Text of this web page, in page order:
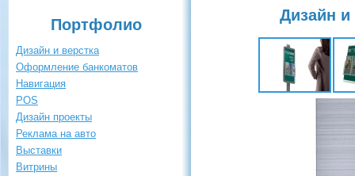
Портфолио
Дизайн и верстка
Оформление банкоматов
Навигация
POS
Дизайн проекты
Реклама на авто
Выставки
Витрины
Дизайн и